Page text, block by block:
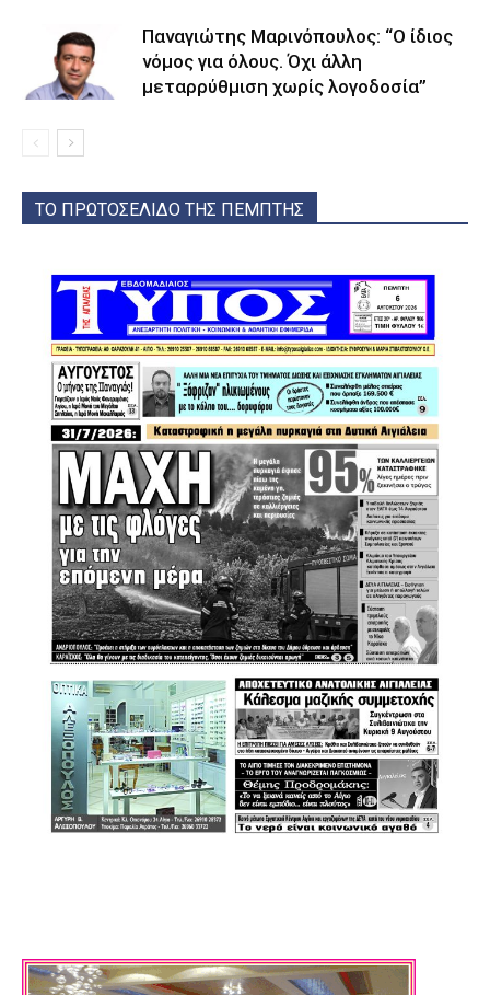
Παναγιώτης Μαρινόπουλος: “Ο ίδιος
νόμος για όλους. Όχι άλλη
μεταρρύθμιση χωρίς λογοδοσία”
ΤΟ ΠΡΩΤΟΣΕΛΙΔΟ ΤΗΣ ΠΕΜΠΤΗΣ